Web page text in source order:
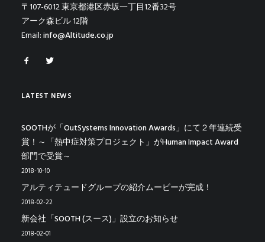
〒107-6012 東京都港区赤坂一丁目12番32号
アーク森ビル 12階
Email:info@Altitude.co.jp
LATEST NEWS
SOOTHが「OutSystems Innovation Awards」にて２年連続受
賞！～「熱中症対策プロジェクト」がHuman Impact Award
部門で受賞～
2018-10-10
アルティテュードグループの紹介ムービーが完成！
2018-02-22
新会社「SOOTH (スース)」設立のお知らせ
2018-02-01